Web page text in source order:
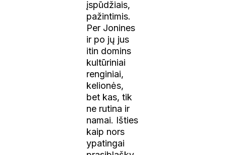
įspūdžiais,
pažintimis.
Per Jonines
ir po jų jus
itin domins
kultūriniai
renginiai,
kelionės,
bet kas, tik
ne rutina ir
namai. Išties
kaip nors
ypatingai